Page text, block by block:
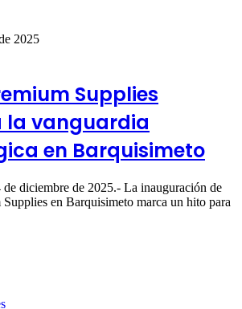
2025
Supplies
la vanguardia
en Barquisimeto
diciembre de 2025.- La inauguración de
en Barquisimeto marca un hito para